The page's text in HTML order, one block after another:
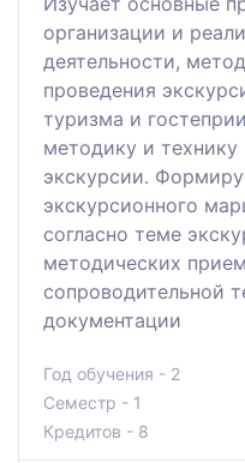
организации и
деятельности,
проведения
туризма и
методику и технику
экскурсии.
экскурсионного
согласно теме
методических
сопроводительной
документации
Год обучения - 2
Семестр - 1
Кредитов - 8